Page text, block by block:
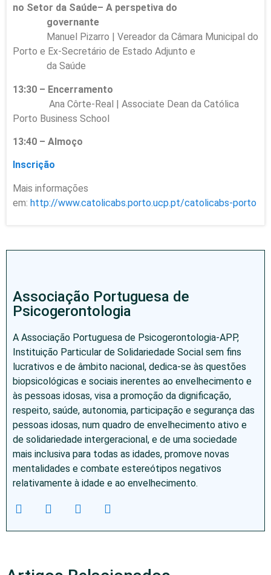
no Setor da Saúde– A perspetiva do
governante
Manuel Pizarro | Vereador da Câmara Municipal do
Porto e Ex-Secretário de Estado Adjunto e
da Saúde
13:30 – Encerramento
Ana Côrte-Real | Associate Dean da Católica
Porto Business School
13:40 – Almoço
Inscrição
Mais informações
em: http://www.catolicabs.porto.ucp.pt/catolicabs-porto
Associação Portuguesa de
Psicogerontologia
A Associação Portuguesa de Psicogerontologia-APP,
Instituição Particular de Solidariedade Social sem fins
lucrativos e de âmbito nacional, dedica-se às questões
biopsicológicas e sociais inerentes ao envelhecimento e
às pessoas idosas, visa a promoção da dignificação,
respeito, saúde, autonomia, participação e segurança das
pessoas idosas, num quadro de envelhecimento ativo e
de solidariedade intergeracional, e de uma sociedade
mais inclusiva para todas as idades, promove novas
mentalidades e combate estereótipos negativos
relativamente à idade e ao envelhecimento.